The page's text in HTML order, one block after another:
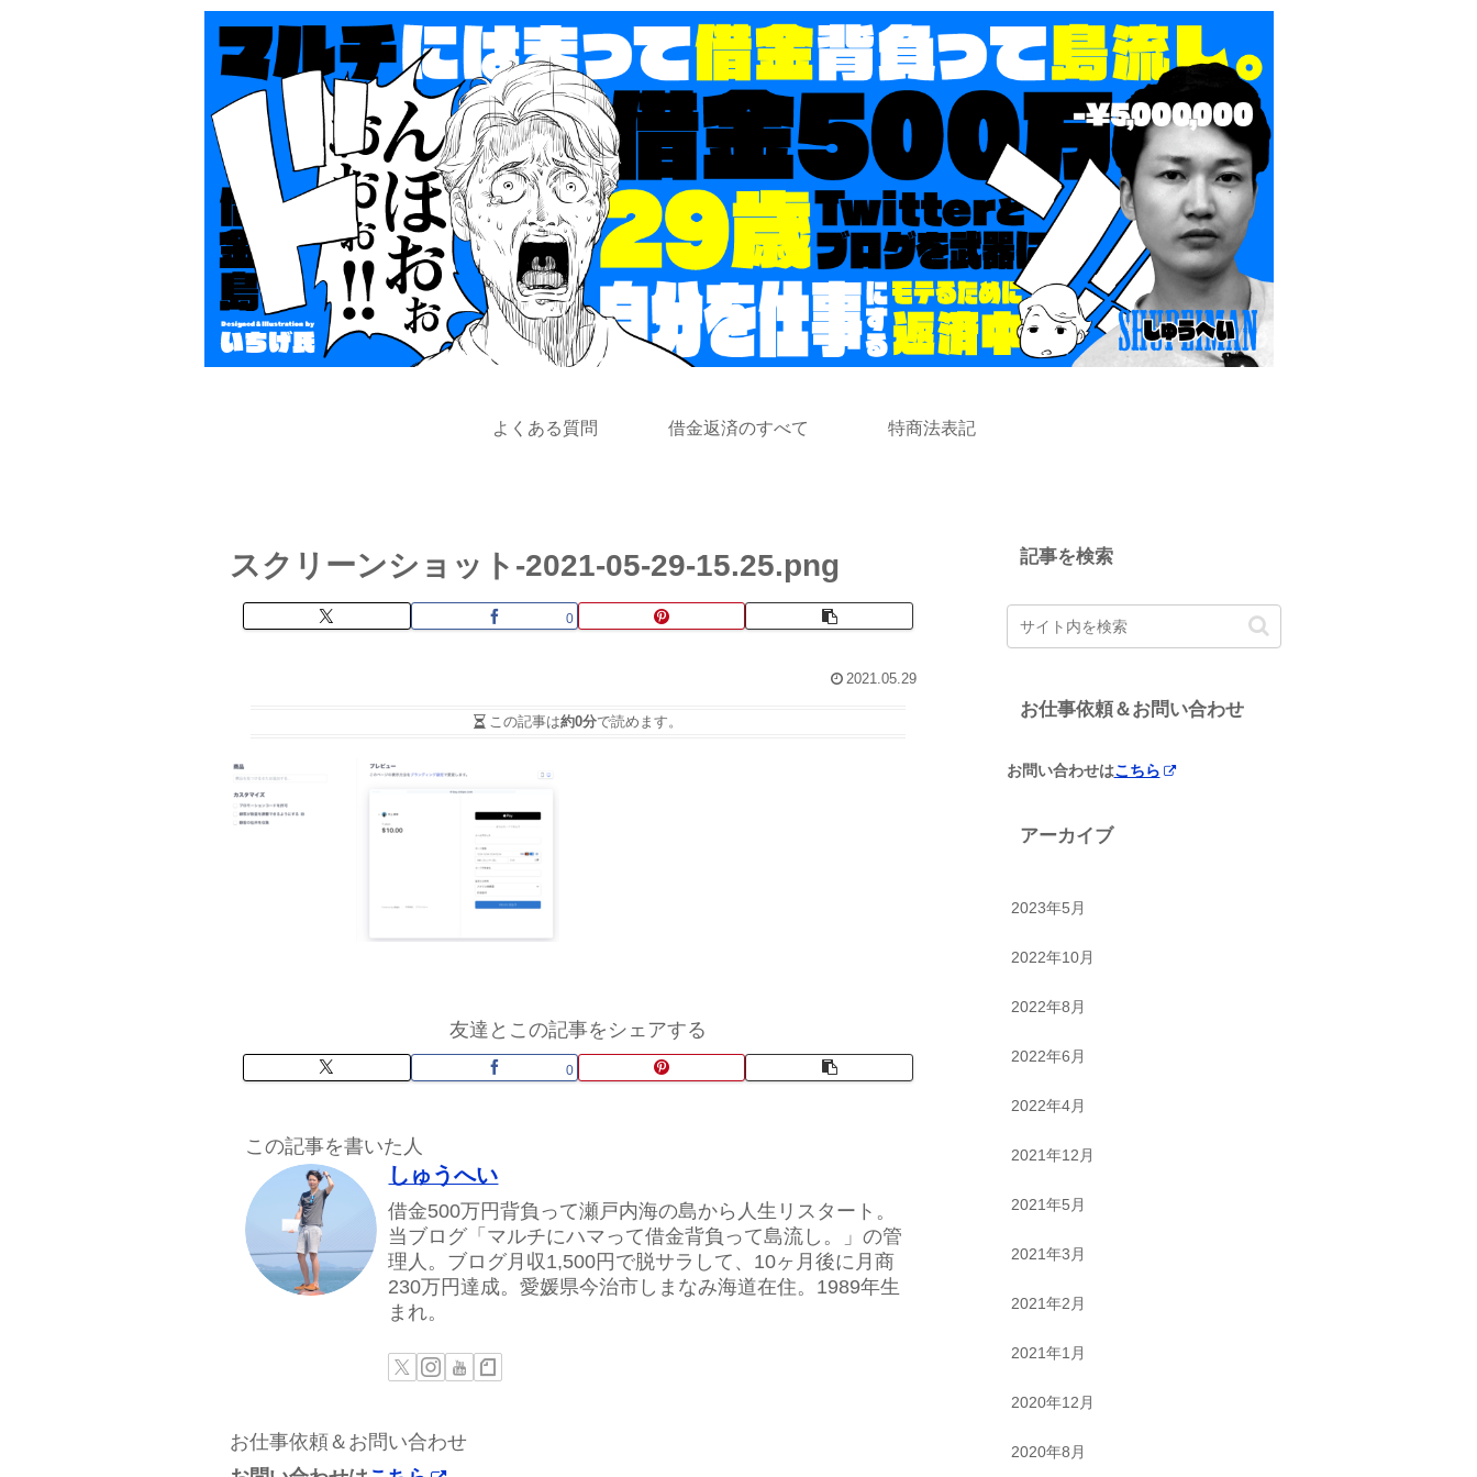
よくある質問 借金返済のすべて 特商法表記
スクリーンショット-2021-05-29-15.25.png
0
2021.05.29
この記事は約0分で読めます。
友達とこの記事をシェアする
0
この記事を書いた人
しゅうへい
借金500万円背負って瀬戸内海の島から人生リスタート。
当ブログ「マルチにハマって借金背負って島流し。」の管
理人。ブログ月収1,500円で脱サラして、10ヶ月後に月商
230万円達成。愛媛県今治市しまなみ海道在住。1989年生
まれ。
お仕事依頼＆お問い合わせ
記事を検索
お仕事依頼＆お問い合わせ
お問い合わせはこちら
アーカイブ
2023年5月
2022年10月
2022年8月
2022年6月
2022年4月
2021年12月
2021年5月
2021年3月
2021年2月
2021年1月
2020年12月
2020年8月